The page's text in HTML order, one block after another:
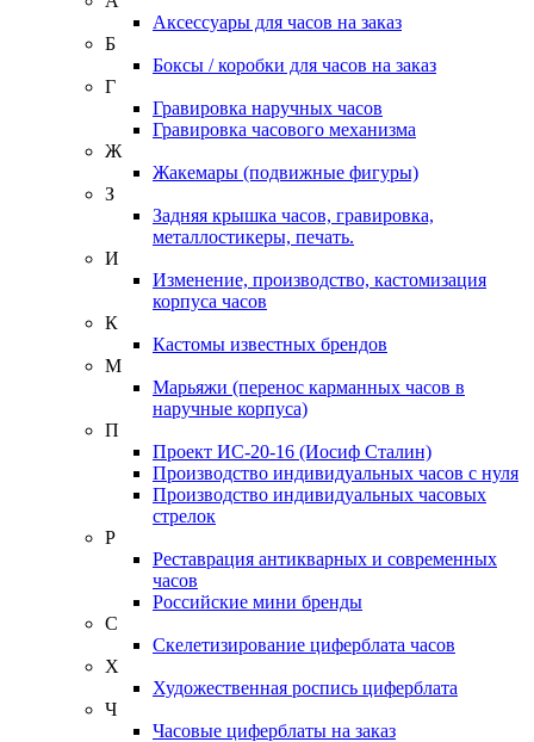
Аксессуары для часов на заказ
Б
Боксы / коробки для часов на заказ
Г
Гравировка наручных часов
Гравировка часового механизма
Ж
Жакемары (подвижные фигуры)
З
Задняя крышка часов, гравировка,
металлостикеры, печать.
И
Изменение, производство, кастомизация
корпуса часов
К
Кастомы известных брендов
М
Марьяжи (перенос карманных часов в
наручные корпуса)
П
Проект ИС-20-16 (Иосиф Сталин)
Производство индивидуальных часов с нуля
Производство индивидуальных часовых
стрелок
Р
Реставрация антикварных и современных
часов
Российские мини бренды
С
Скелетизирование циферблата часов
Х
Художественная роспись циферблата
Ч
Часовые циферблаты на заказ